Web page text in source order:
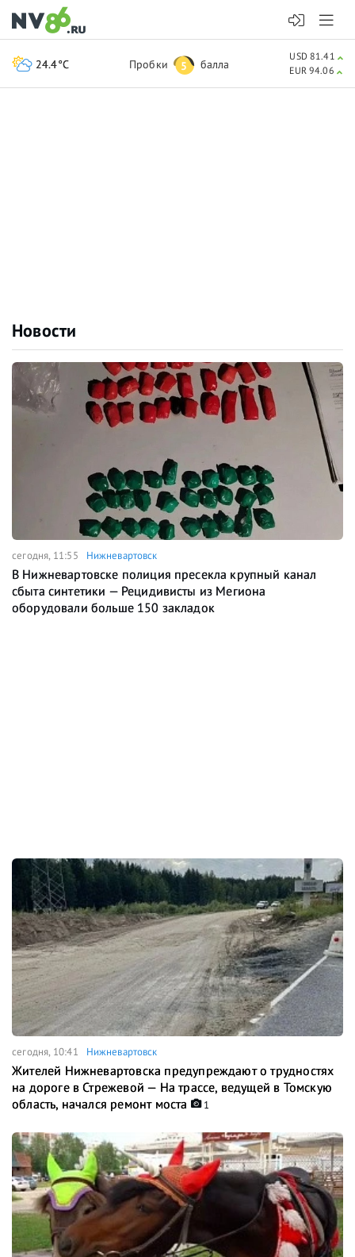
Новости
сегодня, 11:55 Нижневартовск
В Нижневартовске полиция пресекла крупный канал
сбыта синтетики — Рецидивисты из Мегиона
оборудовали больше 150 закладок
сегодня, 10:41 Нижневартовск
Жителей Нижневартовска предупреждают о трудностях
на дороге в Стрежевой — На трассе, ведущей в Томскую
область, начался ремонт моста
1
24.4°C Пробки 5 балла
USD 81.41
EUR 94.06